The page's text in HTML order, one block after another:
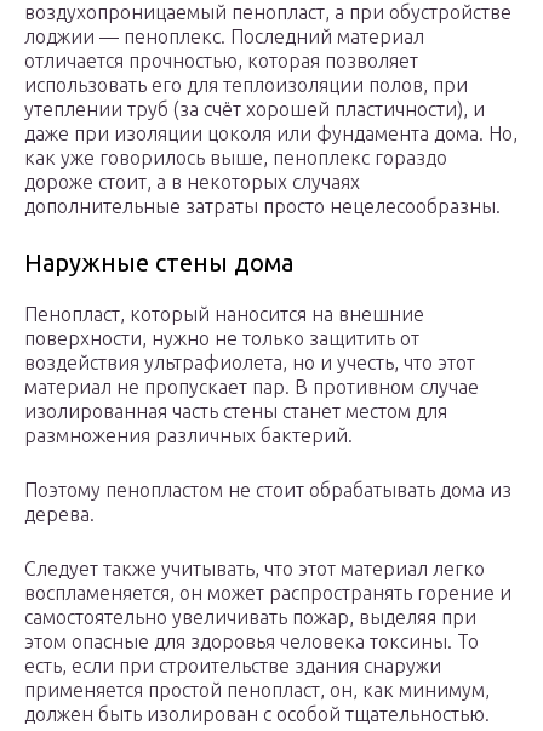
воздухопроницаемый пенопласт, а при обустройстве
лоджии — пеноплекс. Последний материал
отличается прочностью, которая позволяет
использовать его для теплоизоляции полов, при
утеплении труб (за счёт хорошей пластичности), и
даже при изоляции цоколя или фундамента дома. Но,
как уже говорилось выше, пеноплекс гораздо
дороже стоит, а в некоторых случаях
дополнительные затраты просто нецелесообразны.
Наружные стены дома
Пенопласт, который наносится на внешние
поверхности, нужно не только защитить от
воздействия ультрафиолета, но и учесть, что этот
материал не пропускает пар. В противном случае
изолированная часть стены станет местом для
размножения различных бактерий.
Поэтому пенопластом не стоит обрабатывать дома из
дерева.
Следует также учитывать, что этот материал легко
воспламеняется, он может распространять горение и
самостоятельно увеличивать пожар, выделяя при
этом опасные для здоровья человека токсины. То
есть, если при строительстве здания снаружи
применяется простой пенопласт, он, как минимум,
должен быть изолирован с особой тщательностью.